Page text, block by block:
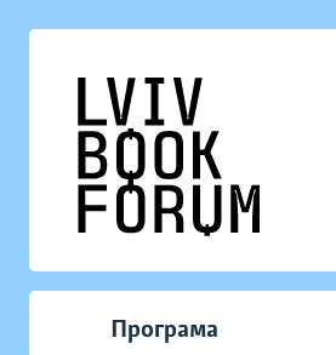
Програма